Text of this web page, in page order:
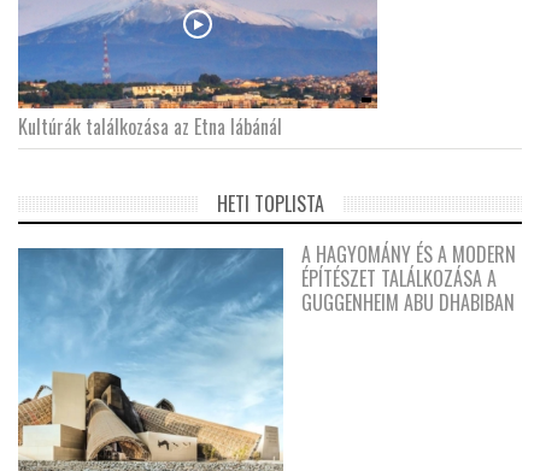
Kultúrák találkozása az Etna lábánál
HETI TOPLISTA
A HAGYOMÁNY ÉS A MODERN
ÉPÍTÉSZET TALÁLKOZÁSA A
GUGGENHEIM ABU DHABIBAN